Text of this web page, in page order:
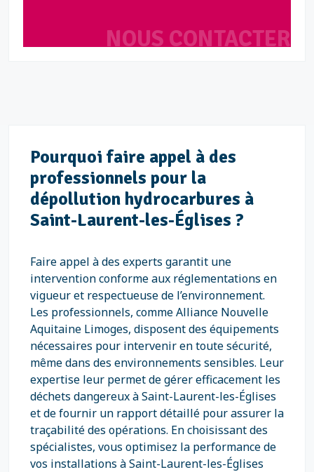
NOUS CONTACTER
Pourquoi faire appel à des
professionnels pour la
dépollution hydrocarbures à
Saint-Laurent-les-Églises ?
Faire appel à des experts garantit une
intervention conforme aux réglementations en
vigueur et respectueuse de l’environnement.
Les professionnels, comme Alliance Nouvelle
Aquitaine Limoges, disposent des équipements
nécessaires pour intervenir en toute sécurité,
même dans des environnements sensibles. Leur
expertise leur permet de gérer efficacement les
déchets dangereux à Saint-Laurent-les-Églises
et de fournir un rapport détaillé pour assurer la
traçabilité des opérations. En choisissant des
spécialistes, vous optimisez la performance de
vos installations à Saint-Laurent-les-Églises